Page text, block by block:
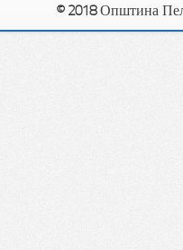
© 2018Општина